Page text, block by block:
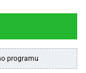
programu